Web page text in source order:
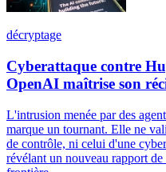
décryptage
Cyberattaque contre
OpenAI maîtrise son
L'intrusion menée par des
marque un tournant. Elle ne
de contrôle, ni celui d'une
révélant un nouveau rapport